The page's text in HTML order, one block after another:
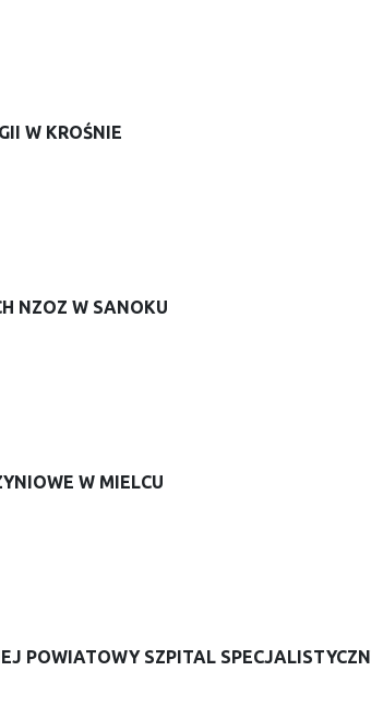
W KROŚNIE
NZOZ W SANOKU
W MIELCU
POWIATOWY SZPITAL